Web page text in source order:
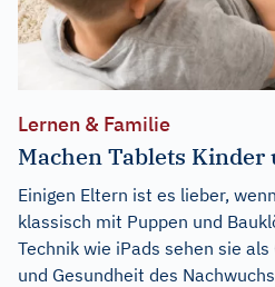
Lernen & Familie
Machen Tablets Kinder
Einigen Eltern ist es lieber,
klassisch mit Puppen und
Technik wie iPads sehen sie
und Gesundheit des